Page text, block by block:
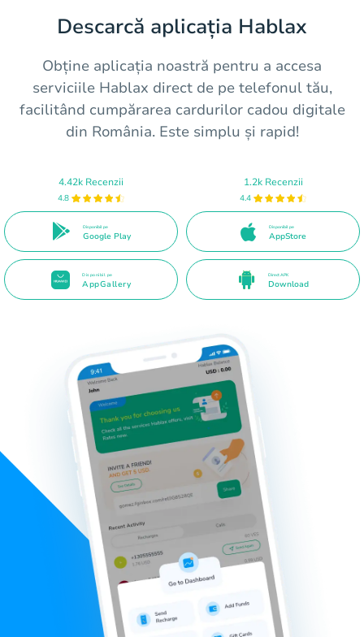
Descarcă aplicația Hablax
Obține aplicația noastră pentru a accesa
serviciile Hablax direct de pe telefonul tău,
facilitând cumpărarea cardurilor cadou digitale
din România. Este simplu și rapid!
4.42k Recenzii
4.8
Disponibil pe
Google Play
1.2k Recenzii
4.4
Disponibil pe
AppStore
Disponibil pe
AppGallery
Direct APK
Download